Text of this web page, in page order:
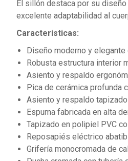
El sillón destaca por su
excelente adaptabilidad al
Caracteristicas:
Diseño moderno y
Robusta estructura interior
Asiento y respaldo
Pica de cerámica profunda
Asiento y respaldo
Espuma fabricada en alta
Tapizado en polipiel PVC
Reposapiés eléctrico
Grifería monocromada de